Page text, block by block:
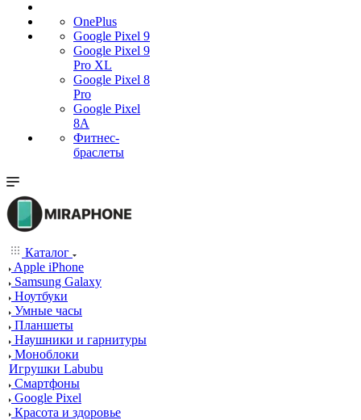
OnePlus
Google Pixel 9
Google Pixel 9
Pro XL
Google Pixel 8
Pro
Google Pixel
8A
Фитнес-
браслеты
Каталог
Apple iPhone
Samsung Galaxy
Ноутбуки
Умные часы
Планшеты
Наушники и гарнитуры
Моноблоки
Игрушки Labubu
Смартфоны
Google Pixel
Красота и здоровье